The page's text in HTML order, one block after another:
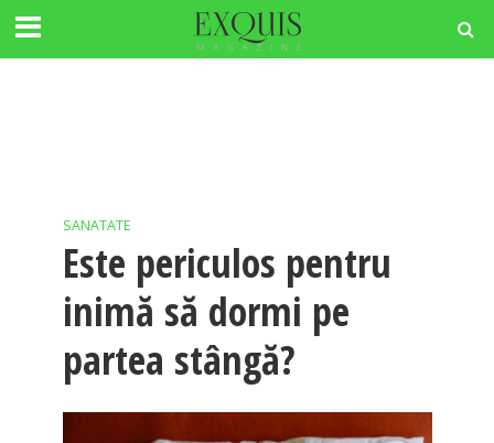
SANATATE
Este periculos pentru
inimă să dormi pe
partea stângă?